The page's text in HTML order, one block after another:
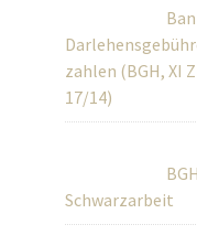
zahlen (BGH, XI
17/14)
Schwarzarbeit